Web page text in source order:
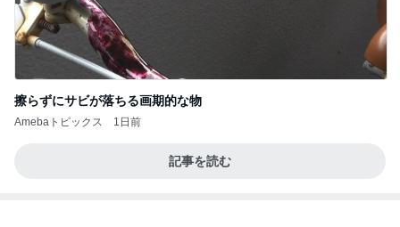
擦らずにサビが落ちる画期的な物
Amebaトピックス 1日前
記事を読む